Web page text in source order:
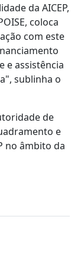
da AICEP,
coloca
com este
e assistência
sublinha o
de
e
no âmbito da